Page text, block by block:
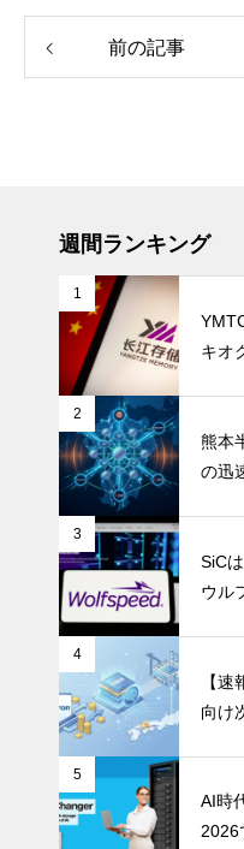
前の記事
週間ランキング
1
キオ
2
熊本
の迅
3
SiC
ウル
4
【
向け
5
AI時
2026